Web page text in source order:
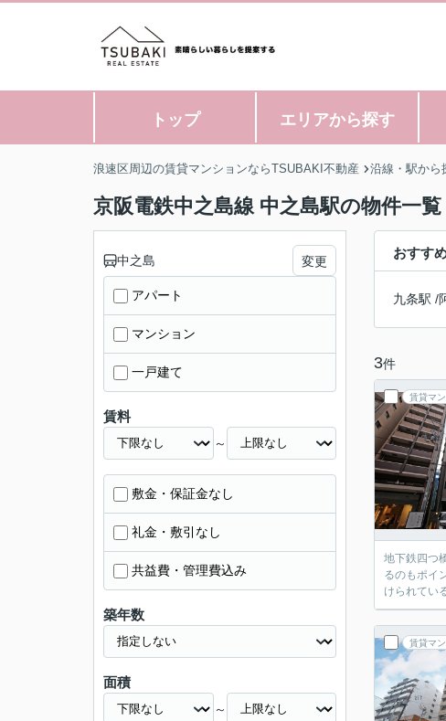
トップ エリアから探す
浪速区周辺の賃貸マンションならTSUBAKI不動産 沿線・駅から
京阪電鉄中之島線 中之島駅の物件一覧
おすす
九条駅 /
3件
賃貸マ
地下鉄四つ
るのもポイ
けられてい
賃貸マ
中之島 変更
アパート
マンション
一戸建て
賃料
～
敷金・保証金なし
礼金・敷引なし
共益費・管理費込み
築年数
面積
～